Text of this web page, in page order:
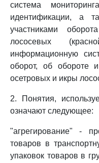
система
идентификации, а
участниками
лососевых
информационную
оборот, об обороте
осетровых и икры
2. Понятия,
означают следующее:
"агрегирование" -
товаров в
упаковок товаров в